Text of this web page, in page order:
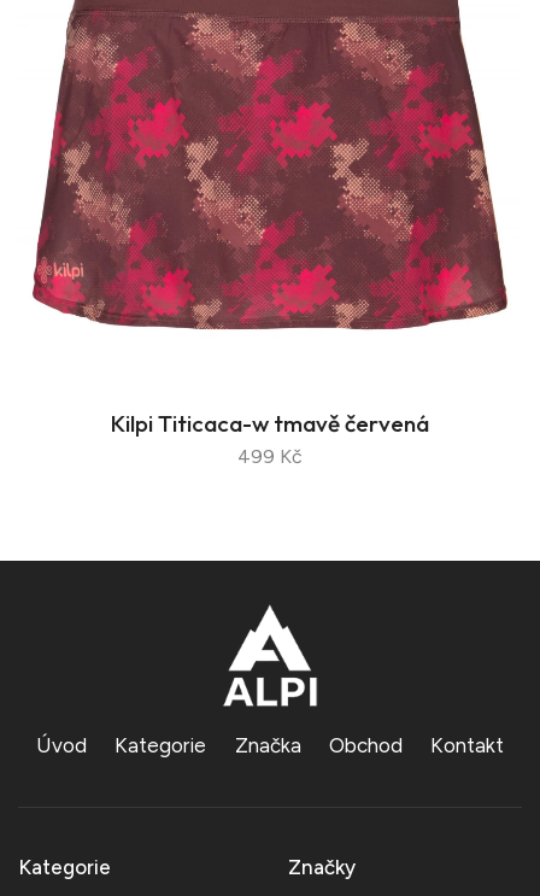
Kilpi Titicaca-w tmavě červená
499 Kč
Úvod Kategorie Značka Obchod Kontakt
Kategorie Značky